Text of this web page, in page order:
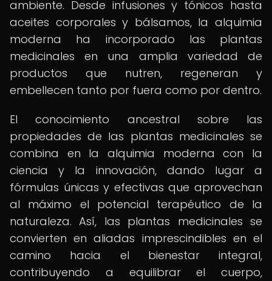
ambiente. Desde infusiones y tónicos hasta
aceites corporales y bálsamos, la alquimia
moderna ha incorporado las plantas
medicinales en una amplia variedad de
productos que nutren, regeneran y
embellecen tanto por fuera como por dentro.
El conocimiento ancestral sobre las
propiedades de las plantas medicinales se
combina en la alquimia moderna con la
ciencia y la innovación, dando lugar a
fórmulas únicas y efectivas que aprovechan
al máximo el potencial terapéutico de la
naturaleza. Así, las plantas medicinales se
convierten en aliadas imprescindibles en el
camino hacia el bienestar integral,
contribuyendo a equilibrar el cuerpo,